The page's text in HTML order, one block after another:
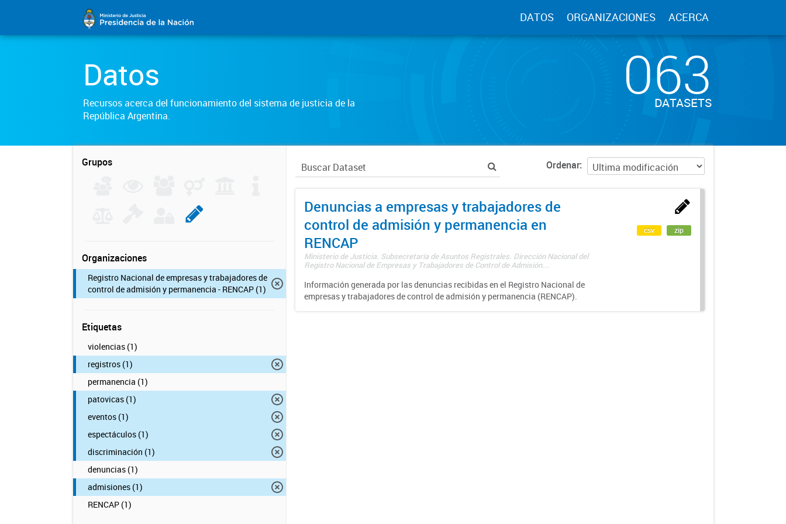
DATOS ORGANIZACIONES ACERCA
Datos
Recursos acerca del funcionamiento del sistema de justicia de la
República Argentina.
063
DATASETS
Grupos
Organizaciones
Registro Nacional de empresas y trabajadores de
control de admisión y permanencia - RENCAP (1)
Etiquetas
violencias (1)
registros (1)
permanencia (1)
patovicas (1)
eventos (1)
espectáculos (1)
discriminación (1)
denuncias (1)
admisiones (1)
RENCAP (1)
Ordenar
Denuncias a empresas y trabajadores de
control de admisión y permanencia en
RENCAP
Ministerio de Justicia. Subsecretaría de Asuntos Registrales. Dirección Nacional del
Registro Nacional de Empresas y Trabajadores de Control de Admisión...
Información generada por las denuncias recibidas en el Registro Nacional de
empresas y trabajadores de control de admisión y permanencia (RENCAP).
csv zip